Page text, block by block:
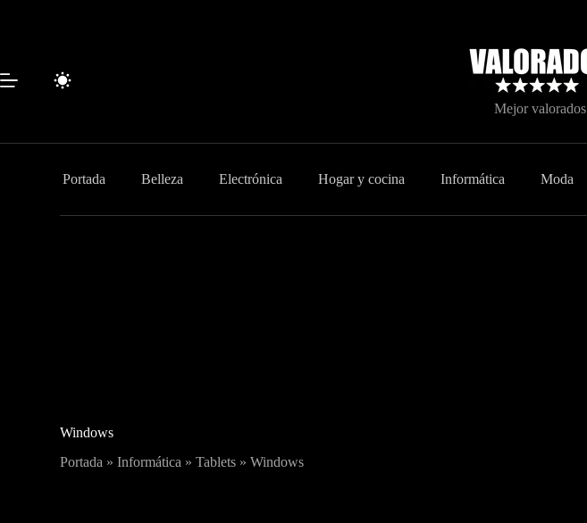
Mejor valorados
Portada Belleza Electrónica Hogar y cocina Informática Moda
Windows
Portada »Informática »Tablets »Windows